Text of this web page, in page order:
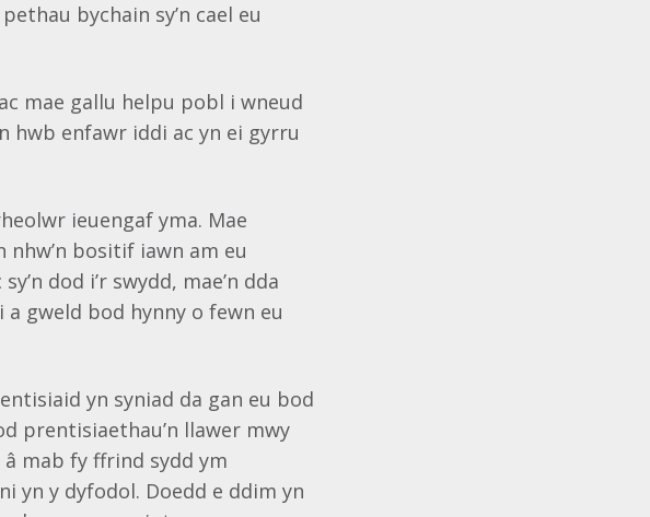
bychain sy’n cael eu
mae gallu helpu pobl i wneud
hwb enfawr iddi ac yn ei gyrru
ieuengaf yma. Mae
bositif iawn am eu
dod i’r swydd, mae’n dda
gweld bod hynny o fewn eu
yn syniad da gan eu bod
prentisiaethau’n llawer mwy
mab fy ffrind sydd ym
yn y dyfodol. Doedd e ddim yn